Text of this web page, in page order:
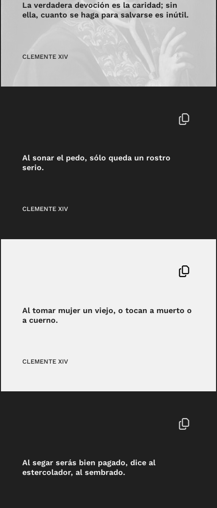
La verdadera devoción es la caridad; sin
ella, cuanto se haga para salvarse es inútil.
CLEMENTE XIV
Al sonar el pedo, sólo queda un rostro
serio.
CLEMENTE XIV
Al tomar mujer un viejo, o tocan a muerto o
a cuerno.
CLEMENTE XIV
Al segar serás bien pagado, dice al
estercolador, al sembrado.